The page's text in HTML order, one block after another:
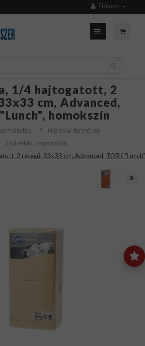
Fiókom
1/4 hajtogatott, 2
cm, Advanced,
homokszín
Higiéniai termékek
Szalvéták, papírtörlők
2 rétegű, 33x33 cm, Advanced, TORK